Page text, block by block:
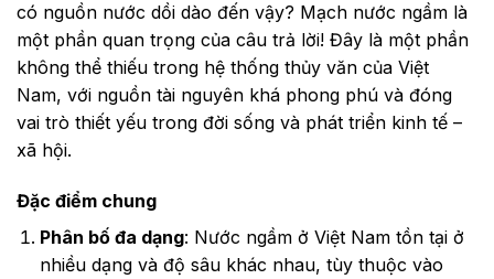
có nguồn nước dồi dào đến vậy? Mạch nước ngầm là
một phần quan trọng của câu trả lời! Đây là một phần
không thể thiếu trong hệ thống thủy văn của Việt
Nam, với nguồn tài nguyên khá phong phú và đóng
vai trò thiết yếu trong đời sống và phát triển kinh tế –
xã hội.
Đặc điểm chung
Phân bố đa dạng: Nước ngầm ở Việt Nam tồn tại ở
nhiều dạng và độ sâu khác nhau, tùy thuộc vào